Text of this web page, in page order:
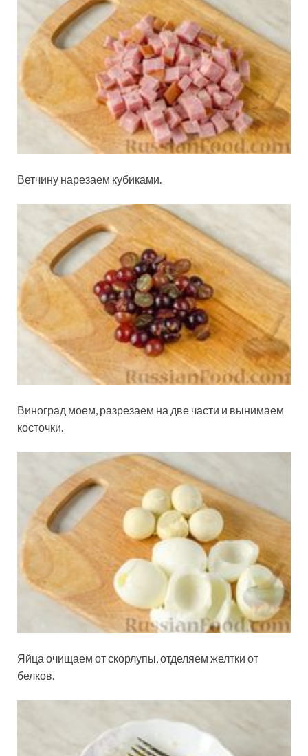
Ветчину нарезаем кубиками.
Виноград моем, разрезаем на две части и вынимаем
косточки.
Яйца очищаем от скорлупы, отделяем желтки от
белков.